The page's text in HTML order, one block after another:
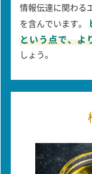
情報伝達に関わる
を含んでいます。
という点で、よ
しょう。